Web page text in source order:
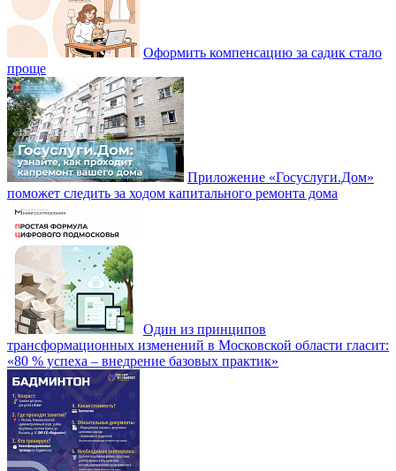
Оформить компенсацию за садик стало
проще
Приложение «Госуслуги.Дом»
поможет следить за ходом капитального ремонта дома
Один из принципов
трансформационных изменений в Московской области гласит:
«80 % успеха – внедрение базовых практик»